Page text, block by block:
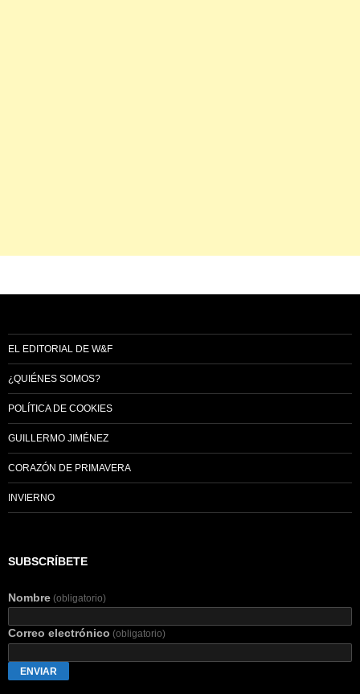
EL EDITORIAL DE W&F
¿QUIÉNES SOMOS?
POLÍTICA DE COOKIES
GUILLERMO JIMÉNEZ
CORAZÓN DE PRIMAVERA
INVIERNO
SUBSCRÍBETE
Nombre (obligatorio)
Correo electrónico (obligatorio)
ENVIAR